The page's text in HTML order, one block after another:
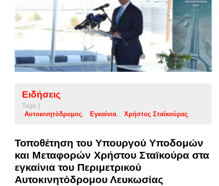
Ειδήσεις
Tags |
Αυτοκινητόδρομος
Εγκαίνια Χρήστος Σταϊκούρας
Τοποθέτηση του Υπουργού Υποδομών
και Μεταφορών Χρήστου Σταϊκούρα στα
εγκαίνια του Περιμετρικού
Αυτοκινητόδρομου Λευκωσίας